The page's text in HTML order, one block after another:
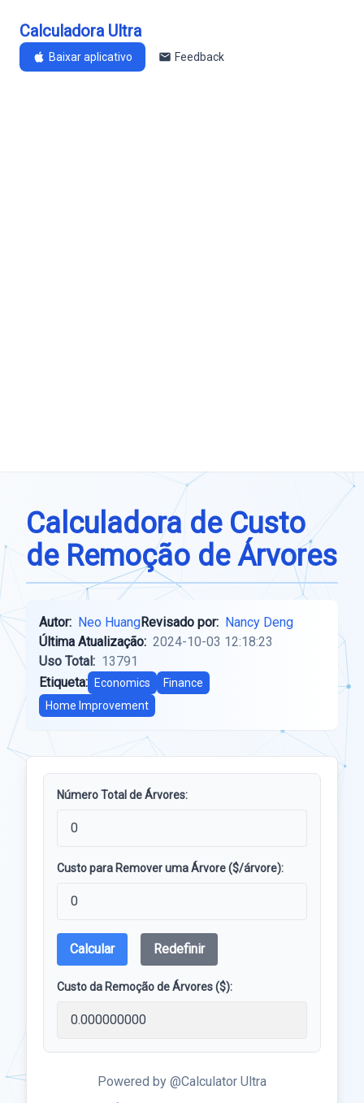
Calculadora Ultra
Baixar aplicativo Feedback
Calculadora de Custo
de Remoção de Árvores
Autor: Neo HuangRevisado por: Nancy Deng
Última Atualização: 2024-10-03 12:18:23
Uso Total: 13791
Etiqueta:
Economics
Finance
Home Improvement
Número Total de Árvores:
Custo para Remover uma Árvore ($/árvore):
Calcular Redefinir
Custo da Remoção de Árvores ($):
Powered by @Calculator Ultra